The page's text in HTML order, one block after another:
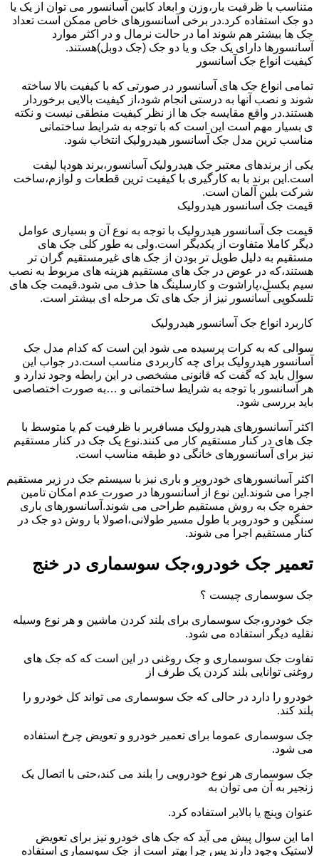
متناسب با ظرفیت بار،وزن و ابعاد کابین آسانسور می توان از یک یا
دو جک استفاده کرد.در برخی آسانسورهای خاص ممکن است تعداد
جک ها بیشتر هم شوند اما در حالت نرمال و در اکثر موارد
آسانسورها دارای یک جک و یا دو جک (جک دوبل)هستند.
کیفیت انواع جک آسانسور
تمامی انواع جک های آسانسور در صورتی که با کیفیت بالا ساخته
شوند و نصب آنها به درستی انجام شود،از کیفیت بالایی برخوردار
هستند.در واقع مقایسه جک ها از نظر کیفیت منطقی نیست و نکته
ی بسیار مهم است این است که با توجه به شرایط ساختمانی
مناسب ترین مدل جک آسانسور هیدرولیک انتخاب شود.
یکی از برندهای معتبر جک هیدرولیک آسانسور،برند هودپا لیفت
است.این برند با به کارگیری با کیفیت ترین قطعات و لوازم،ساخت
شرکت بلین آلمان است.
قیمت جک آسانسور هیدرولیک
قیمت جک آسانسور هیدرولیک با توجه به نوع آن و بسیاری عوامل
دیگر کاملا متفاوت از یکدیگر است.ولی به طور کلی جک های
مستقیم به دلیل طویل تر بودن از جک های غیرمستقیم گران تر
هستند،که در عوض در جک های مستقیم هزینه های مربوط به نصب
سیم بکسل،پاراشوت و کارسلینگ ها حذف می شود.قیمت جک های
تلسکوپی آسانسور نیز از جک های تک مرحله ای بیشتر است.
کاربرد انواع جک آسانسور هیدرولیک
سوالی که به کرات پرسیده می شود این است که کدام مدل جک
آسانسور هیدرولیک برای چه کاربردی مناسب است.در جواب این
سوال باید که گفت که قانونی مشخصی در این رابطه وجود ندارد و
هر آسانسور با توجه به شرایط ساختمانی و …به صورت اختصاصی
باید بررسی شود.
اکثر آسانسورهای هیدرولیک مسافربر با ظرفیت کم یا متوسط با
جک های در کنار مستقیم کار می کنند.نوع یک جک در کنار مستقیم
نیز برای آسانسورهای خانگی دو طبقه مناسب است.
اکثر آسانسورهای خودروبر و باری نیز با سیستم جک در زیر مستقیم
اجرا می شوند.این نوع از آسانسورها در صورت عدم امکان تامین
حفره جک به روش مستقیم طراحی می شوند.آسانسورهای باری
سنگین و خودروبر با طول مسیر طولانی،اصولا با روش دو جک در
کنار مستقیم اجرا می شوند.
تعمیر جک خودرو،جک سوسماری در خنج
جک سوسماری چیست ؟
جک خودرو،جک سوسماری برای بلند کردن ماشین و هر نوع وسیله
نقلیه دیگر استفاده می شود.
تفاوت جک سوسماری و جک روغنی در این است که که جک های
روغنی توانایی بلند کردن یک طرف از
خودرو را دارد در حالی که جک سوسماری می تواند کل خودرو را
بلند کند.
جک سوسماری عموما برای تعمیر خودرو و تعویض چرخ استفاده
می شود.
جک سوسماری هر نوع خودرویی را بلند می کند،حتی با اتصال یک
زنجیر به آن می توان به
عنوان وینچ یا بالابر استفاده کرد.
اما این سوال پیش می آید که جک های خودرو نیز برای تعویض
لاستیک وجود دارند پس چرا بهتر است از جک سوسماری استفاده